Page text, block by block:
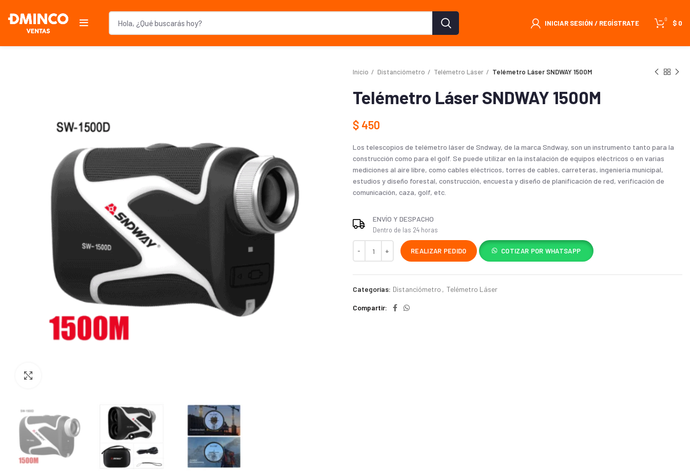
INICIAR SESIÓN / REGÍSTRATE 0 $ 0
Inicio Distanciómetro Telémetro Láser Telémetro Láser SNDWAY 1500M
Telémetro Láser SNDWAY 1500M
$ 450
Los telescopios de telémetro láser de Sndway, de la marca Sndway, son un instrumento tanto para la
construcción como para el golf. Se puede utilizar en la instalación de equipos eléctricos o en varias
mediciones al aire libre, como cables eléctricos, torres de cables, carreteras, ingeniería municipal,
estudios y diseño forestal, construcción, encuesta y diseño de planificación de red, verificación de
comunicación, caza, golf, etc.
ENVÍO Y DESPACHO
Dentro de las 24 horas
REALIZAR PEDIDO COTIZAR POR WHATSAPP
Categorías: Distanciómetro , Telémetro Láser
Compartir